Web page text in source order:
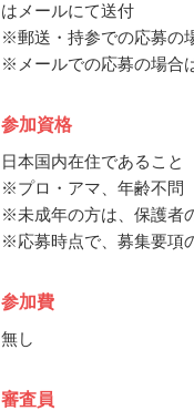
はメールにて送付
※郵送・持参での応募の
※メールでの応募の場合
参加資格
日本国内在住であること
※プロ・アマ、年齢不問
※未成年の方は、保護者
※応募時点で、募集要項
参加費
無し
審査員